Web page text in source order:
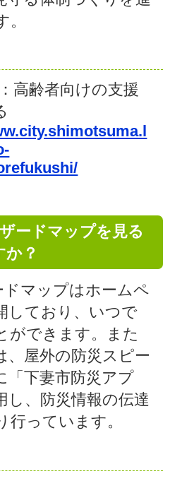
高齢者向けの支援
ードマップを見る
？
ドマップはホームペ
しており、いつで
ができます。また
、屋外の防災スピー
「下妻市防災アプ
し、防災情報の伝達
行っています。